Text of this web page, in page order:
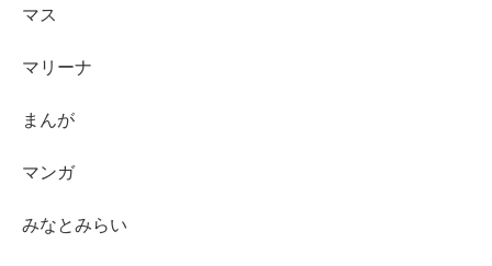
マス
マリーナ
まんが
マンガ
みなとみらい